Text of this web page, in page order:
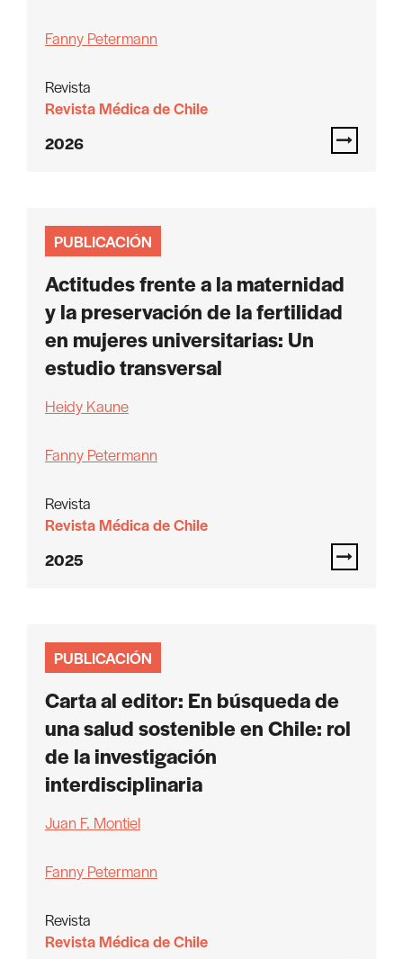
Fanny Petermann
Revista
Revista Médica de Chile
2026
PUBLICACIÓN
Actitudes frente a la maternidad
y la preservación de la fertilidad
en mujeres universitarias: Un
estudio transversal
Heidy Kaune
Fanny Petermann
Revista
Revista Médica de Chile
2025
PUBLICACIÓN
Carta al editor: En búsqueda de
una salud sostenible en Chile: rol
de la investigación
interdisciplinaria
Juan F. Montiel
Fanny Petermann
Revista
Revista Médica de Chile